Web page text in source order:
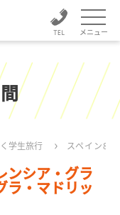
メニュー
学生旅行 スペイン8
ンシア・グラ
ラ・マドリッ